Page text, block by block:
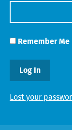
Remember Me
Lost your